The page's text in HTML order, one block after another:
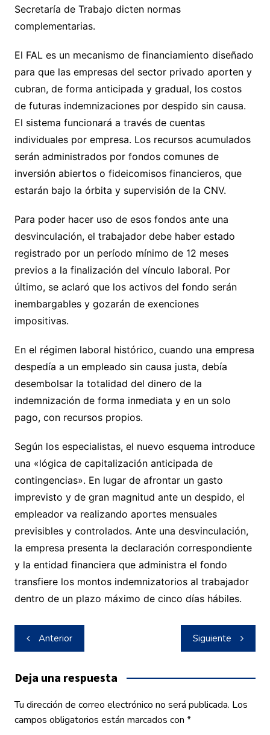
Secretaría de Trabajo dicten normas
complementarias.
El FAL es un mecanismo de financiamiento diseñado
para que las empresas del sector privado aporten y
cubran, de forma anticipada y gradual, los costos
de futuras indemnizaciones por despido sin causa.
El sistema funcionará a través de cuentas
individuales por empresa. Los recursos acumulados
serán administrados por fondos comunes de
inversión abiertos o fideicomisos financieros, que
estarán bajo la órbita y supervisión de la CNV.
Para poder hacer uso de esos fondos ante una
desvinculación, el trabajador debe haber estado
registrado por un período mínimo de 12 meses
previos a la finalización del vínculo laboral. Por
último, se aclaró que los activos del fondo serán
inembargables y gozarán de exenciones
impositivas.
En el régimen laboral histórico, cuando una empresa
despedía a un empleado sin causa justa, debía
desembolsar la totalidad del dinero de la
indemnización de forma inmediata y en un solo
pago, con recursos propios.
Según los especialistas, el nuevo esquema introduce
una «lógica de capitalización anticipada de
contingencias». En lugar de afrontar un gasto
imprevisto y de gran magnitud ante un despido, el
empleador va realizando aportes mensuales
previsibles y controlados. Ante una desvinculación,
la empresa presenta la declaración correspondiente
y la entidad financiera que administra el fondo
transfiere los montos indemnizatorios al trabajador
dentro de un plazo máximo de cinco días hábiles.
Navegación
de
entradas
Anterior Siguiente
Deja una respuesta
Tu dirección de correo electrónico no será publicada. Los
campos obligatorios están marcados con *